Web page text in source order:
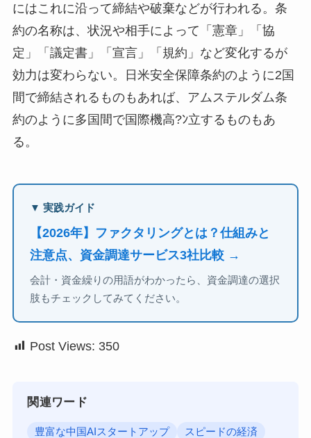
にはこれに沿って締結や破棄などが行われる。条
約の名称は、状況や相手によって「憲章」「協
定」「議定書」「宣言」「規約」など変化するが
効力は変わらない。日米安全保障条約のように2国
間で締結されるものもあれば、アムステルダム条
約のように多国間で国際機高?ﾝ立するものもあ
る。
▼ 実践ガイド
【2026年】ファクタリングとは？仕組みと
注意点、資金調達サービス3社比較 →
会計・資金繰りの用語がわかったら、資金調達の選択
肢もチェックしてみてください。
Post Views: 350
関連ワード
豊富な中国AIスタートアップ スピードの経済